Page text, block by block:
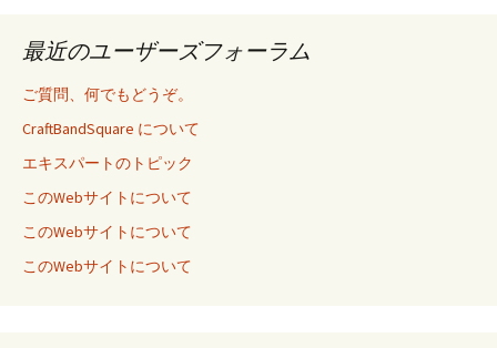
最近のユーザーズフォーラム
ご質問、何でもどうぞ。
CraftBandSquare について
エキスパートのトピック
このWebサイトについて
このWebサイトについて
このWebサイトについて